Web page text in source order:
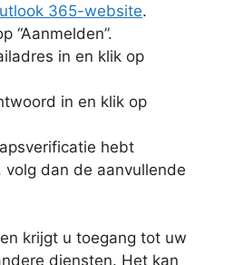
365-website.
“Aanmelden”.
in en klik op
in en klik op
hebt
volg dan de aanvullende
krijgt u toegang tot uw
diensten. Het kan